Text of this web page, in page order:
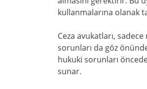
kullanmalarına olanak
Ceza avukatları,
sorunları da göz
hukuki sorunları
sunar.